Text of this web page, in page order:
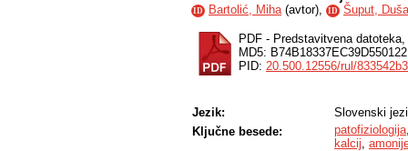
ID Bartolić, Miha(avtor), ID Šuput,
PDF - Predstavitvena datoteka,
MD5:
PID: 20.500.12556/rul/
Jezik:
Slovenski
Ključne besede:
patofiziologija
kalcij,